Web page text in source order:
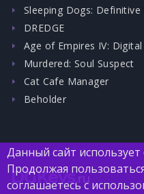
Sleeping Dogs: Definitive
DREDGE
Age of Empires IV:
Murdered: Soul Suspect
Cat Cafe Manager
Beholder
DGKeys.ru
Данный сайт использует
Продолжая
соглашаетесь с